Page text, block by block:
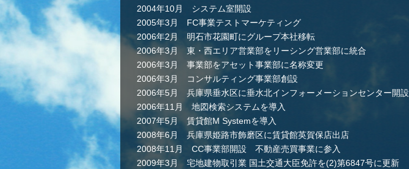
2004年10月 システム室開設
2005年3月 FC事業テストマーケティング
2006年2月 明石市花園町にグループ本社移転
2006年3月 東・西エリア営業部をリーシング営業部に統合
2006年3月 事業部をアセット事業部に名称変更
2006年3月 コンサルティング事業部創設
2006年5月 兵庫県垂水区に垂水北インフォーメーションセンター開設
2006年11月 地図検索システムを導入
2007年5月 賃貸館M Systemを導入
2008年6月 兵庫県姫路市飾磨区に賃貸館英賀保店出店
2008年11月 CC事業部開設 不動産売買事業に参入
2009年3月 宅地建物取引業 国土交通大臣免許を(2)第6847号に更新